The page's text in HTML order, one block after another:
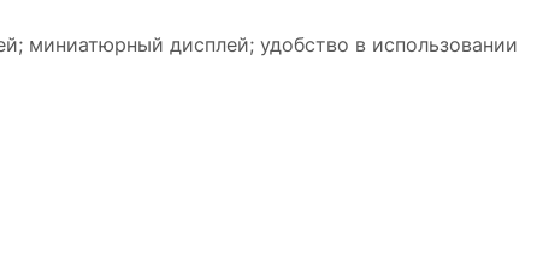
миниатюрный дисплей; удобство в использовании